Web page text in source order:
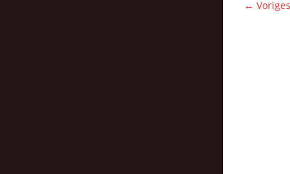
← Voriges